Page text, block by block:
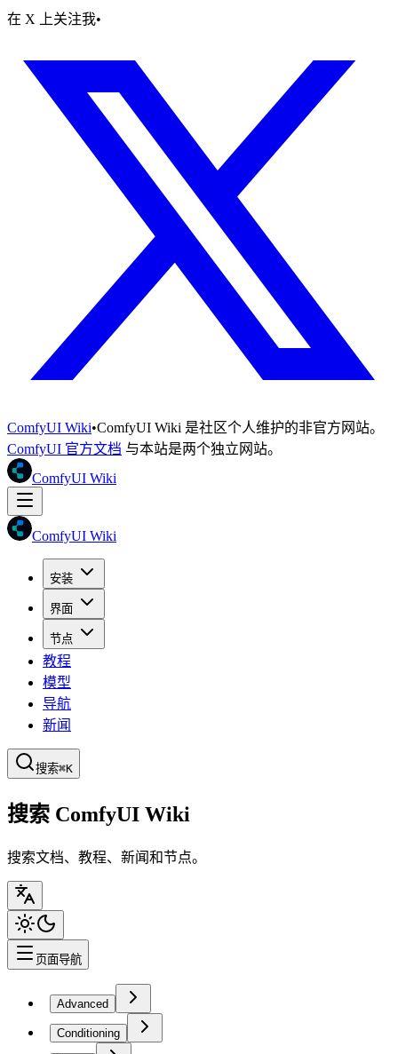
在 X 上关注我•
ComfyUI Wiki•ComfyUI Wiki 是社区个人维护的非官方网站。
ComfyUI 官方文档 与本站是两个独立网站。
ComfyUI Wiki
ComfyUI Wiki
安装
界面
节点
教程
模型
导航
新闻
搜索⌘K
搜索 ComfyUI Wiki
搜索文档、教程、新闻和节点。
页面导航
Advanced
Conditioning